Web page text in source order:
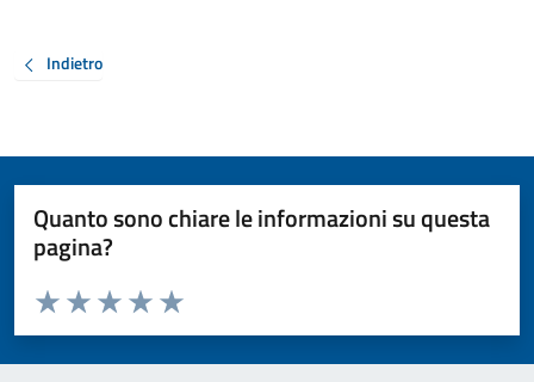
Indietro
Quanto sono chiare le informazioni su questa
pagina?
Valuta da 1 a 5 stelle la pagina
Valuta 5 stelle su 5
Valuta 4 stelle su 5
Valuta 3 stelle su 5
Valuta 2 stelle su 5
Valuta 1 stelle su 5